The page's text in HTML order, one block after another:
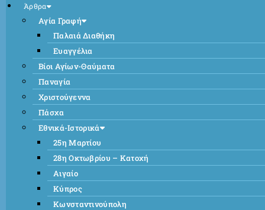
Άρθρα
Αγία Γραφή
Παλαιά Διαθήκη
Ευαγγέλια
Βίοι Αγίων-Θαύματα
Παναγία
Χριστούγεννα
Πάσχα
Εθνικά-Ιστορικά
25η Μαρτίου
28η Οκτωβρίου – Κατοχή
Αιγαίο
Κύπρος
Κωνσταντινούπολη